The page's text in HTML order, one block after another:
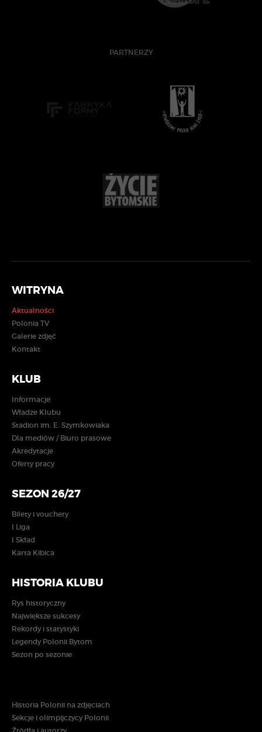
PARTNERZY
WITRYNA
Aktualności
Polonia TV
Galerie zdjęć
Kontakt
KLUB
Informacje
Władze Klubu
Stadion im. E. Szymkowiaka
Dla mediów / Biuro prasowe
Akredytacje
Oferty pracy
SEZON 26/27
Bilety i vouchery
I Liga
I Skład
Karta Kibica
HISTORIA KLUBU
Rys historyczny
Największe sukcesy
Rekordy i statystyki
Legendy Polonii Bytom
Sezon po sezonie
Historia Polonii na zdjęciach
Sekcje i olimpijczycy Polonii